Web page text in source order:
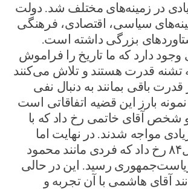
در زمینه‌های مختلف شد. دولت
سیاسی، اقتصادی، فرهنگی
بزرگی داشته است.
دارد که ما تاریخ را فراموش
تشنه قدرت هستند و تلاش می‌کنند
باقی بمانند به دنبال نفی
بارز این قضیه اتفاقاتی است
شخص آقای خاتمی رخ داد که با
مواجه شدند. در نهایت اما
اتفاقاتی در سال۸۴ رخ داد که فردی مانند محمود
رسید. این در حالی
آقای هاشمی با آن تجربه و